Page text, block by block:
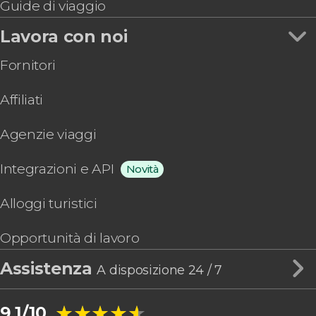
Guide di viaggio
Lavora con noi
Fornitori
Affiliati
Agenzie viaggi
Integrazioni e API Novità
Alloggi turistici
Opportunità di lavoro
AssistenzaA disposizione 24 / 7